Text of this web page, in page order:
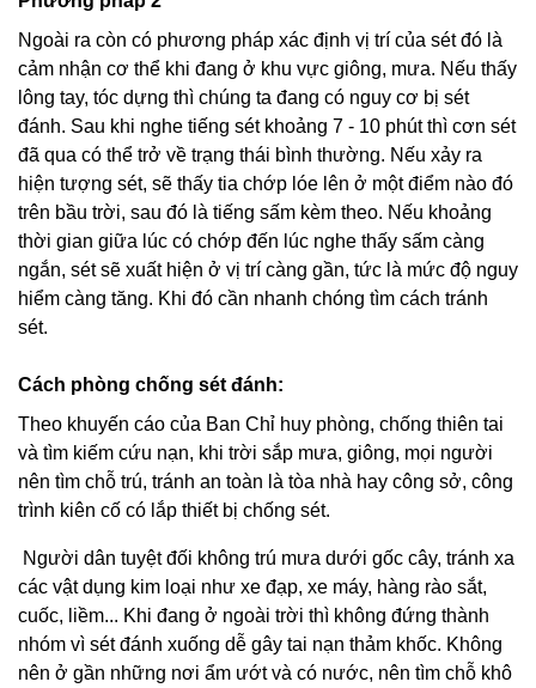
Ngoài ra còn có phương pháp xác định vị trí của sét đó là
cảm nhận cơ thể khi đang ở khu vực giông, mưa. Nếu thấy
lông tay, tóc dựng thì chúng ta đang có nguy cơ bị sét
đánh. Sau khi nghe tiếng sét khoảng 7 - 10 phút thì cơn sét
đã qua có thể trở về trạng thái bình thường. Nếu xảy ra
hiện tượng sét, sẽ thấy tia chớp lóe lên ở một điểm nào đó
trên bầu trời, sau đó là tiếng sấm kèm theo. Nếu khoảng
thời gian giữa lúc có chớp đến lúc nghe thấy sấm càng
ngắn, sét sẽ xuất hiện ở vị trí càng gần, tức là mức độ nguy
hiểm càng tăng. Khi đó cần nhanh chóng tìm cách tránh
sét.
Cách phòng chống sét đánh:
Theo khuyến cáo của Ban Chỉ huy phòng, chống thiên tai
và tìm kiếm cứu nạn, khi trời sắp mưa, giông, mọi người
nên tìm chỗ trú, tránh an toàn là tòa nhà hay công sở, công
trình kiên cố có lắp thiết bị chống sét.
Người dân tuyệt đối không trú mưa dưới gốc cây, tránh xa
các vật dụng kim loại như xe đạp, xe máy, hàng rào sắt,
cuốc, liềm... Khi đang ở ngoài trời thì không đứng thành
nhóm vì sét đánh xuống dễ gây tai nạn thảm khốc. Không
nên ở gần những nơi ẩm ướt và có nước, nên tìm chỗ khô